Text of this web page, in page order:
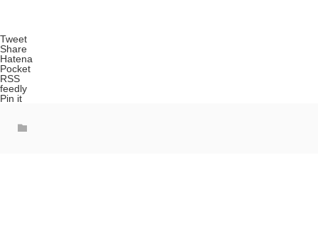
Tweet
Share
Hatena
Pocket
RSS
feedly
Pin it